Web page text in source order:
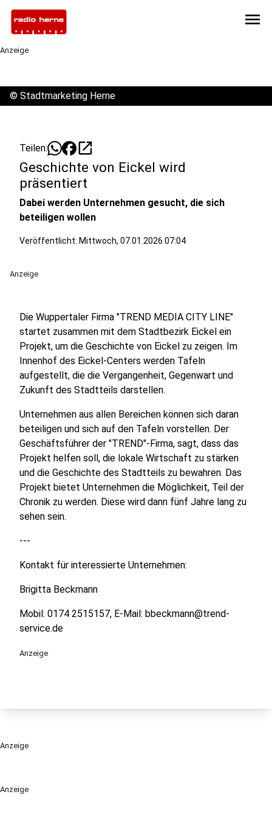
menu
Anzeige
Anzeige
© Stadtmarketing Herne
Teilen: open_in_new
Geschichte von Eickel wird
präsentiert
Dabei werden Unternehmen gesucht, die sich
beteiligen wollen
Veröffentlicht: Mittwoch, 07.01.2026 07:04
Anzeige
Die Wuppertaler Firma "TREND MEDIA CITY LINE"
startet zusammen mit dem Stadtbezirk Eickel ein
Projekt, um die Geschichte von Eickel zu zeigen. Im
Innenhof des Eickel-Centers werden Tafeln
aufgestellt, die die Vergangenheit, Gegenwart und
Zukunft des Stadtteils darstellen.
Unternehmen aus allen Bereichen können sich daran
beteiligen und sich auf den Tafeln vorstellen. Der
Geschäftsführer der "TREND"-Firma, sagt, dass das
Projekt helfen soll, die lokale Wirtschaft zu stärken
und die Geschichte des Stadtteils zu bewahren. Das
Projekt bietet Unternehmen die Möglichkeit, Teil der
Chronik zu werden. Diese wird dann fünf Jahre lang zu
sehen sein.
---
Kontakt für interessierte Unternehmen:
Brigitta Beckmann
Mobil: 0174 2515157, E-Mail: bbeckmann@trend-
service.de
Anzeige
Anzeige